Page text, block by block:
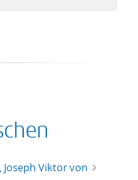
Joseph Viktor von